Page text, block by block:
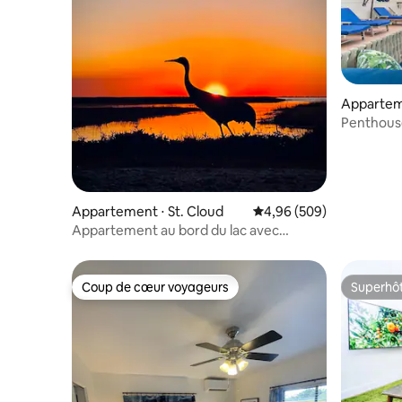
Appartement ⋅ St. Cloud Évaluation moyenne
4,96 (509)
Appartement au bord du lac avec
Coup de cœur voyageurs
Coup de cœur voyageurs